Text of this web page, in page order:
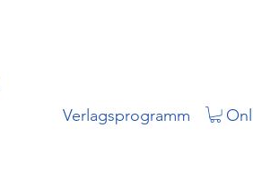
Verlagsprogramm